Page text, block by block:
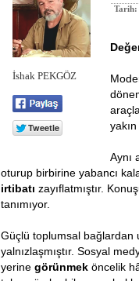
İshak PEKGÖZ
Tarih:
Aynı
oturup birbirine yabancı
irtibatı zayıflatmıştır.
tanımıyor.
Güçlü toplumsal bağlardan
yalnızlaşmıştır. Sosyal
yerine görünmek öncelik